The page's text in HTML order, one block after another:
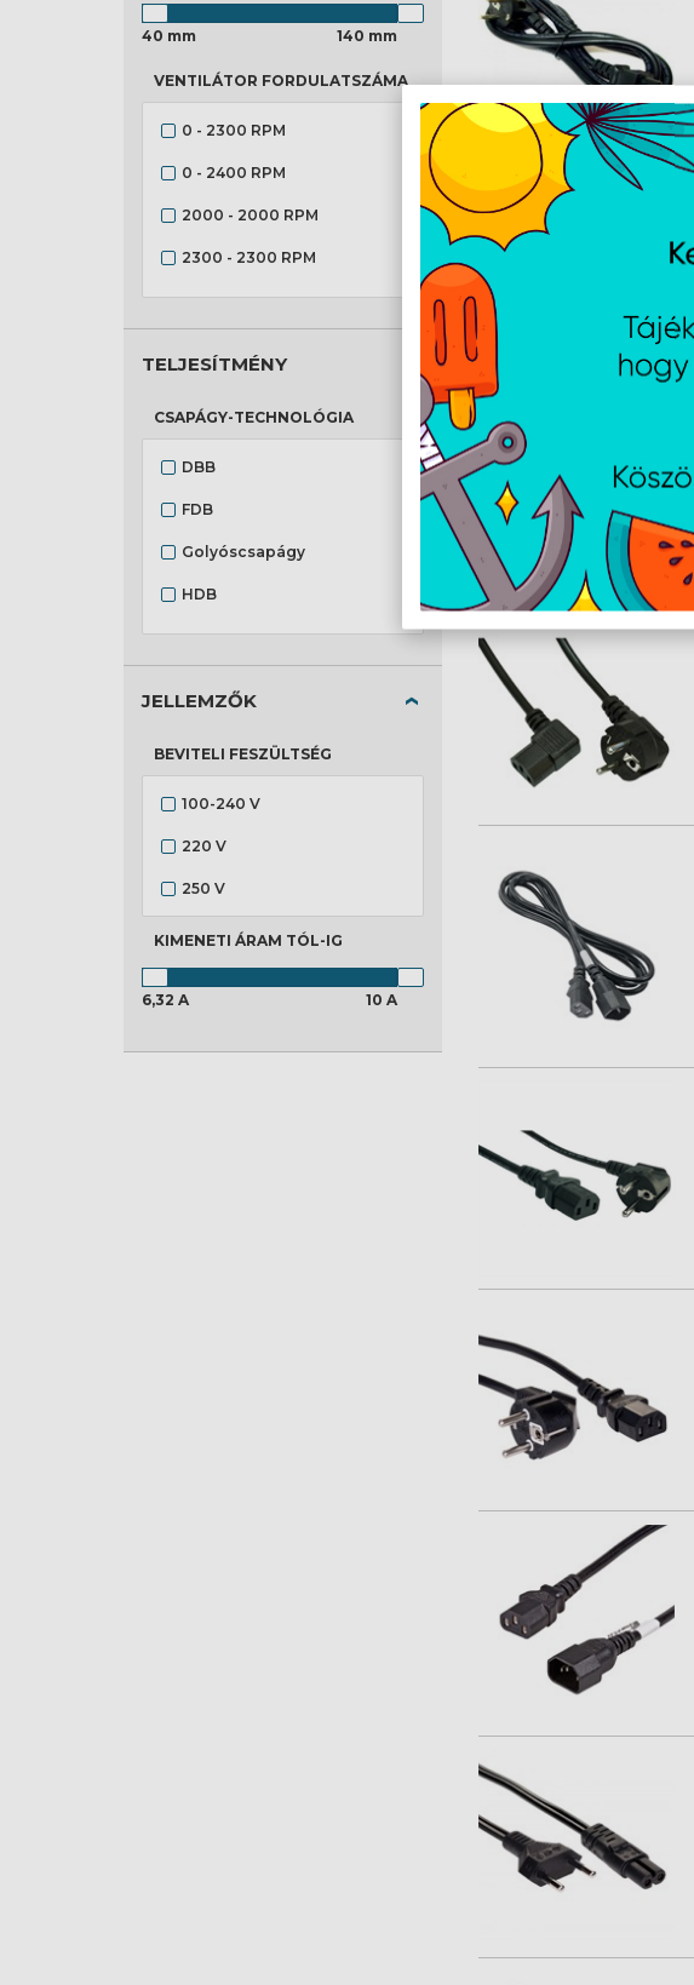
40 mm 140 mm
VENTILÁTOR FORDULATSZÁMA
0 - 2300 RPM
0 - 2400 RPM
2000 - 2000 RPM
2300 - 2300 RPM
2400 - 2400 RPM
TELJESÍTMÉNY
CSAPÁGY-TECHNOLÓGIA
DBB
FDB
Golyóscsapágy
HDB
HYB
Siklócsapágy
TBB
JELLEMZŐK
BEVITELI FESZÜLTSÉG
100-240 V
220 V
250 V
KIMENETI ÁRAM TÓL-IG
6,32 A 10 A